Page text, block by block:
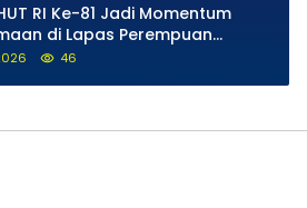
HUT RI Ke-81 Jadi Momentum
di Lapas Perempuan
46